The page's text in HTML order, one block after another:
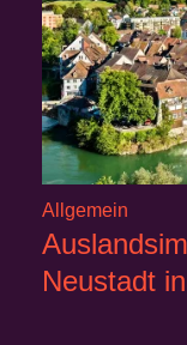
Allgemein
Neustadt